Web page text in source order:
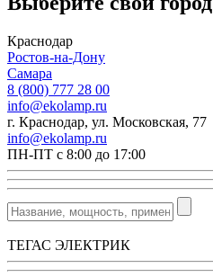
Краснодар
Ростов-на-Дону
Самара
8 (800) 777 28 00
info@ekolamp.ru
г. Краснодар, ул. Московская, 77
info@ekolamp.ru
ПН-ПТ с 8:00 до 17:00
ТЕГАС ЭЛЕКТРИК